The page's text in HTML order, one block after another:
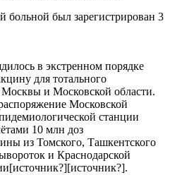
был зарегистрирован 3
в экстренном порядке
для тотального
и Московской области.
Московской
станции
10 млн доз
из Томского, Ташкентского
и Краснодарской